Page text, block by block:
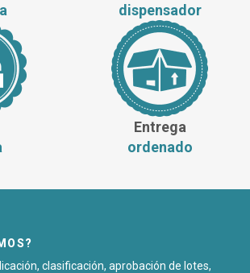
dispensador
Entrega
ordenado
clasificación, aprobación de lotes,